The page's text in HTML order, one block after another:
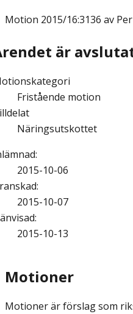
Motion 2015/16:3136 av
är
Fristående motion
Näringsutskottet
:
2015-10-06
:
2015-10-07
:
2015-10-13
Motioner
Motioner är förslag som